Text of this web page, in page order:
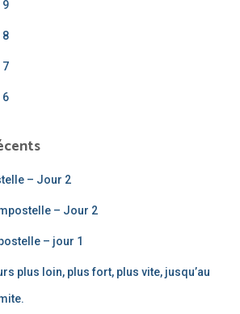
9
8
7
6
– Jour 2
– Jour 2
– jour 1
plus loin, plus fort, plus vite, jusqu’au